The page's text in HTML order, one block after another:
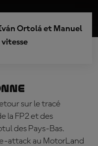
Ortolá et Manuel
vitesse
sur le tracé
la FP2 et des
des Pays-Bas.
attack au MotorLand